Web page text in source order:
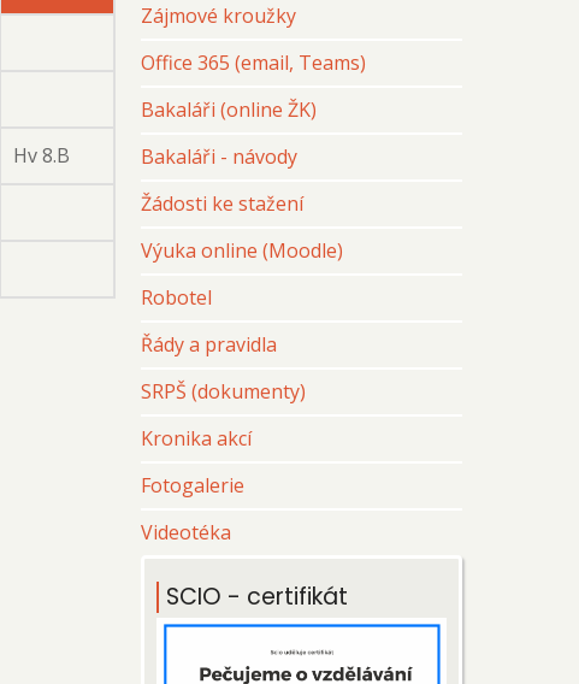
Hv 8.B
Zájmové kroužky
Office 365 (email, Teams)
Bakaláři (online ŽK)
Bakaláři - návody
Žádosti ke stažení
Výuka online (Moodle)
Robotel
Řády a pravidla
SRPŠ (dokumenty)
Kronika akcí
Fotogalerie
Videotéka
SCIO - certifikát